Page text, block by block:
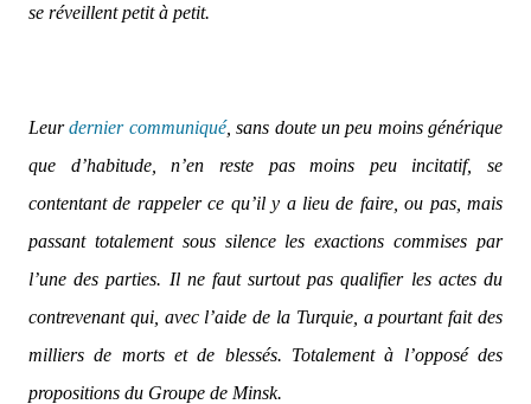
se réveillent petit à petit.
Leurdernier communiqué, sans doute un peu moins générique
que d’habitude, n’en reste pas moins peu incitatif, se
contentant de rappeler ce qu’il y a lieu de faire, ou pas, mais
passant totalement sous silence les exactions commises par
l’une des parties. Il ne faut surtout pas qualifier les actes du
contrevenant qui, avec l’aide de la Turquie, a pourtant fait des
milliers de morts et de blessés. Totalement à l’opposé des
propositions du Groupe de Minsk.